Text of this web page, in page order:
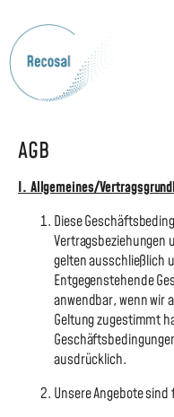
AGB
I. Allgemeines/
Diese
Vertragsbeziehungen
gelten ausschließlich
Entgegenstehende
anwendbar, wenn wir
Geltung zugestimmt
ausdrücklich.
Unsere Angebote